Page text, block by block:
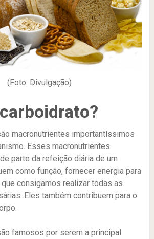
(Foto: Divulgação)
macronutrientes importantíssimos
Esses macronutrientes
parte da refeição diária de um
como função, fornecer energia para
consigamos realizar todas as
Eles também contribuem para o
famosos por serem a principal